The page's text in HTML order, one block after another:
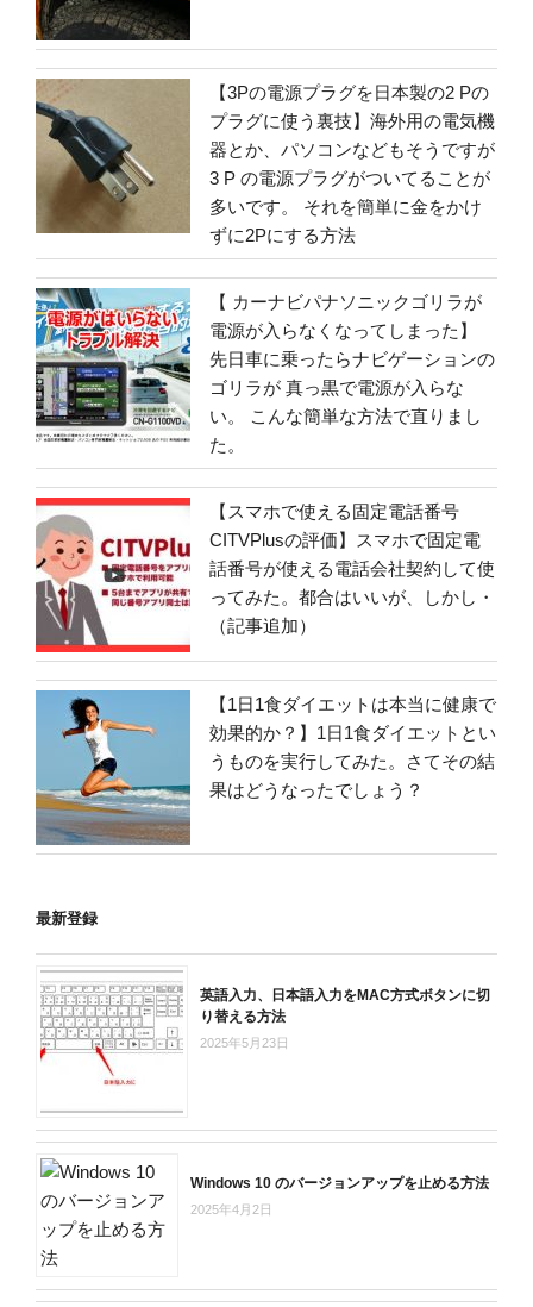
【3Pの電源プラグを日本製の2 Pの
プラグに使う裏技】海外用の電気機
器とか、パソコンなどもそうですが
3 P の電源プラグがついてることが
多いです。 それを簡単に金をかけ
ずに2Pにする方法
【 カーナビパナソニックゴリラが
電源が入らなくなってしまった】
先日車に乗ったらナビゲーションの
ゴリラが 真っ黒で電源が入らな
い。 こんな簡単な方法で直りまし
た。
【スマホで使える固定電話番号
CITVPlusの評価】スマホで固定電
話番号が使える電話会社契約して使
ってみた。都合はいいが、しかし・
（記事追加）
【1日1食ダイエットは本当に健康で
効果的か？】1日1食ダイエットとい
うものを実行してみた。さてその結
果はどうなったでしょう？
最新登録
英語入力、日本語入力をMAC方式ボタンに切
り替える方法
2025年5月23日
Windows 10 のバージョンアップを止める方法
2025年4月2日